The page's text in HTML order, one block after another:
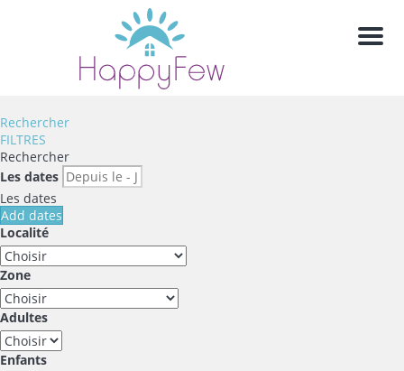
Menu
Rechercher
FILTRES
Rechercher
Les dates
Les dates
Add dates
Localité
Zone
Adultes
Enfants